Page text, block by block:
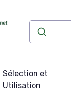
Sélection et
Utilisation